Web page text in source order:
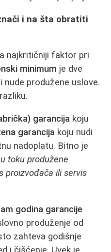
i na šta obratiti
najkritičniji faktor pri
minimum je dve
nude produžene uslove.
garancija koju
garancija koju nudi
nadoplatu. Bitno je
toku produžene
proizvođača ili servis
godina garancije
produženje od
zahteva godišnje
i čišćenje. Uvek je